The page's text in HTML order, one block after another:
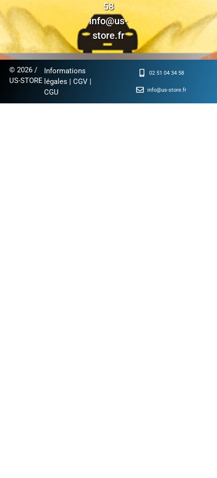
58
info@us-
store.fr
© 2026 /
US-STORE
Informations
légales |CGV |
CGU
02 51 04 34 58
info@us-store.fr